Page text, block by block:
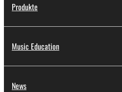
Produkte
Music Education
News